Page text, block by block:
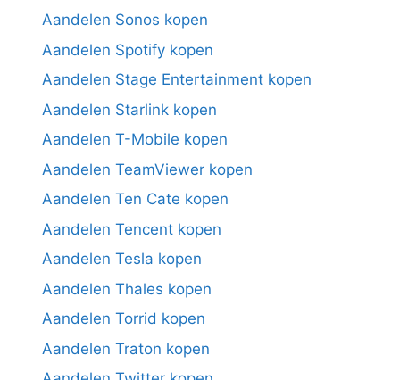
Aandelen Sonos kopen
Aandelen Spotify kopen
Aandelen Stage Entertainment kopen
Aandelen Starlink kopen
Aandelen T-Mobile kopen
Aandelen TeamViewer kopen
Aandelen Ten Cate kopen
Aandelen Tencent kopen
Aandelen Tesla kopen
Aandelen Thales kopen
Aandelen Torrid kopen
Aandelen Traton kopen